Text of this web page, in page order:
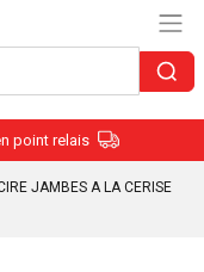
point relais
JAMBES A LA CERISE